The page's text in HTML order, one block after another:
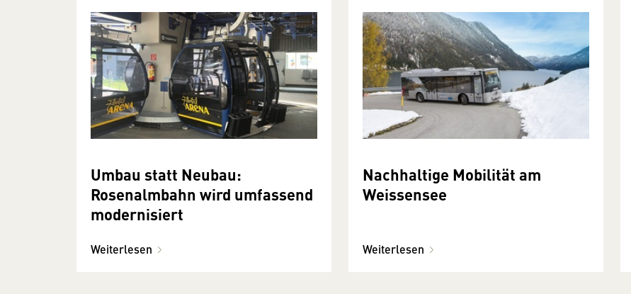
Umbau statt Neubau:
Rosenalmbahn wird umfassend
modernisiert
Weiterlesen
Nach­haltige Mobilität am
Weissen­see
Weiterlesen